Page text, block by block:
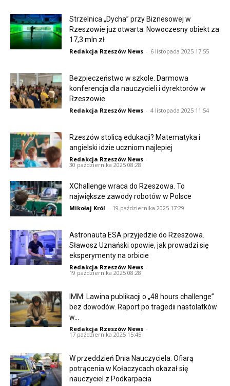
Strzelnica „Dycha” przy Biznesowej w
Rzeszowie już otwarta. Nowoczesny obiekt za
17,3 mln zł
Redakcja Rzeszów News - 6 listopada 2025 17:55
Bezpieczeństwo w szkole. Darmowa
konferencja dla nauczycieli i dyrektorów w
Rzeszowie
Redakcja Rzeszów News - 4 listopada 2025 11:54
Rzeszów stolicą edukacji? Matematyka i
angielski idzie uczniom najlepiej
Redakcja Rzeszów News -
30 października 2025 08:28
XChallenge wraca do Rzeszowa. To
największe zawody robotów w Polsce
Mikołaj Król - 19 października 2025 17:29
Astronauta ESA przyjedzie do Rzeszowa.
Sławosz Uznański opowie, jak prowadzi się
eksperymenty na orbicie
Redakcja Rzeszów News -
19 października 2025 08:28
IMM: Lawina publikacji o „48 hours challenge”
bez dowodów. Raport po tragedii nastolatków
w...
Redakcja Rzeszów News -
17 października 2025 15:45
W przeddzień Dnia Nauczyciela. Ofiarą
potrącenia w Kołaczycach okazał się
nauczyciel z Podkarpacia